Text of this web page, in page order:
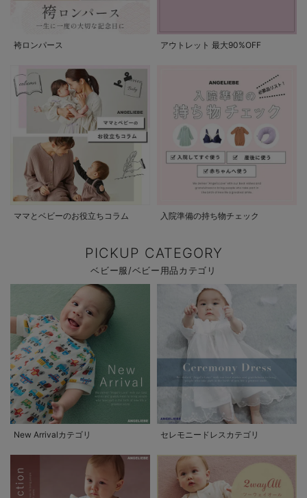
袴ロンパース アウトレット 最大90%OFF
ママとベビーのお役立ちコラム 入院準備の持ち物チェック
PICKUP CATEGORY
ベビー服/ベビー用品カテゴリ
New Arrivalカテゴリ セレモニードレスカテゴリ